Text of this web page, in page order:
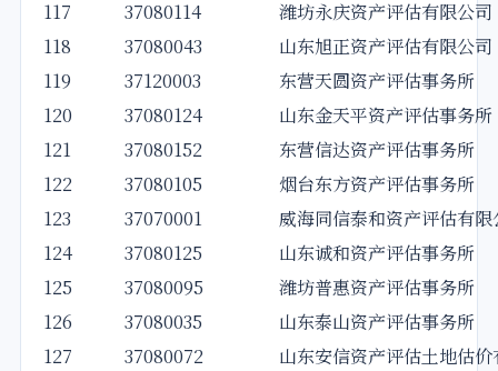
117
37080114
潍坊永庆资产评估有限公司
118
37080043
山东旭正资产评估有限公司
119
37120003
东营天圆资产评估事务所
120
37080124
山东金天平资产评估事务所
121
37080152
东营信达资产评估事务所
122
37080105
烟台东方资产评估事务所
123
37070001
威海同信泰和资产评估有限
124
37080125
山东诚和资产评估事务所
125
37080095
潍坊普惠资产评估事务所
126
37080035
山东泰山资产评估事务所
127
37080072
山东安信资产评估土地估